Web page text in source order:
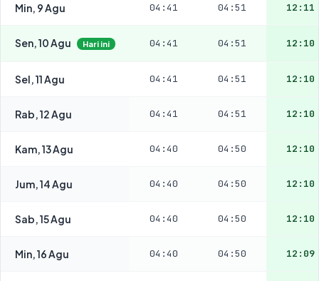
Min, 9 Agu 04:41 04:51 12:11
Sen, 10 Agu Hari ini 04:41 04:51 12:10
Sel, 11 Agu 04:41 04:51 12:10
Rab, 12 Agu 04:41 04:51 12:10
Kam, 13 Agu 04:40 04:50 12:10
Jum, 14 Agu 04:40 04:50 12:10
Sab, 15 Agu 04:40 04:50 12:10
Min, 16 Agu 04:40 04:50 12:09